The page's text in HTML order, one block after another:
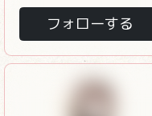
フォローする